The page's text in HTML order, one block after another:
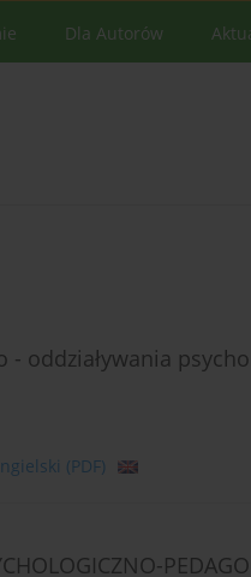
Dla Autorów
oddziaływania
(PDF)